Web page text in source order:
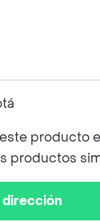
producto
productos